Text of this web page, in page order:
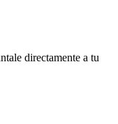
directamente a tu